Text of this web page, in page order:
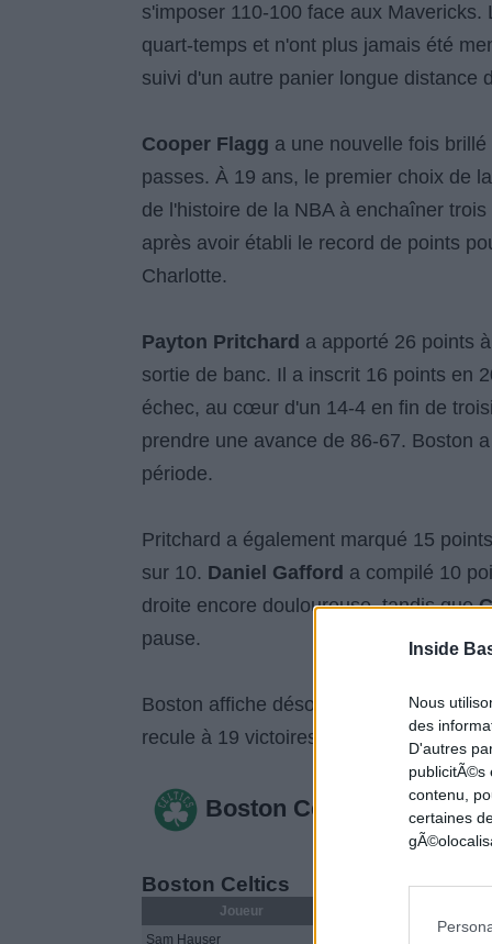
Inside
Nous
des
D'autres
publicitÃ©s
contenu,
certaines
s'imposer 110-100 face aux
quart-temps et n'ont plus jamais été
suivi d'un autre panier longue distance
Cooper Flagg a une nouvelle fois
passes. À 19 ans, le premier choix de
de l'histoire de la NBA à enchaîner
après avoir établi le record de points
Charlotte.
Payton Pritchard a apporté 26 points
sortie de banc. Il a inscrit 16 points en
échec, au cœur d'un 14-4 en fin de
prendre une avance de 86-67. Boston
période.
Pritchard a également marqué 15
sur 10. Daniel Gafford a compilé 10
droite encore douloureuse, tandis que
pause.
Boston affiche désormais un bilan de
recule à 19 victoires pour 31 défaites.
Boston Celtics 110
Boston Celtics
Joueur
Sam Hauser